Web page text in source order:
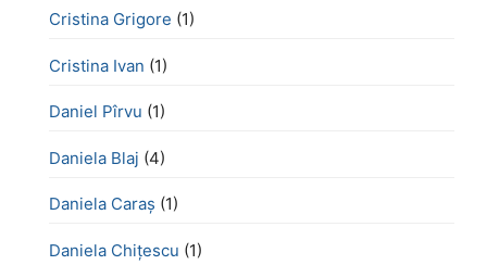
Cristina Grigore (1)
Cristina Ivan (1)
Daniel Pîrvu (1)
Daniela Blaj (4)
Daniela Caraș (1)
Daniela Chiţescu (1)